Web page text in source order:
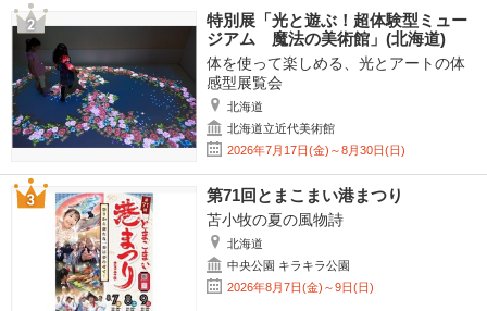
特別展「光と遊ぶ！超体験型ミュー
ジアム 魔法の美術館」(北海道)
体を使って楽しめる、光とアートの体
感型展覧会
北海道
北海道立近代美術館
2026年7月17日(金)～8月30日(日)
第71回とまこまい港まつり
苫小牧の夏の風物詩
北海道
中央公園 キラキラ公園
2026年8月7日(金)～9日(日)